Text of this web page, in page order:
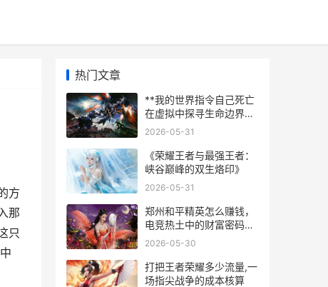
方
那
只
热门文章
**我的世界指令自己死亡
在虚拟中探寻生命边界副
标题**
2026-05-31
《荣耀王者与最强王者：
峡谷巅峰的双生烙印》
2026-05-31
郑州和平精英怎么赚钱，
电竞热土中的财富密码，
副标题，从玩家到赢家的
2026-05-30
打把王者荣耀多少流量,一
场指尖战争的成本核算